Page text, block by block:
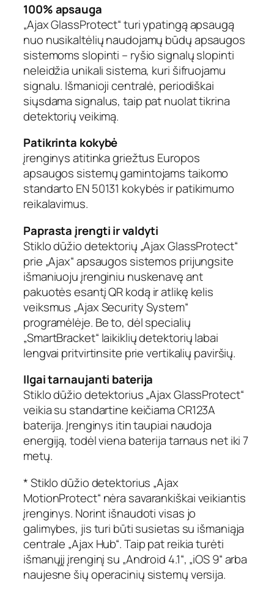
100% apsauga
„Ajax GlassProtect“ turi ypatingą apsaugą
nuo nusikaltėlių naudojamų būdų apsaugos
sistemoms slopinti – ryšio signalų slopinti
neleidžia unikali sistema, kuri šifruojamu
signalu. Išmanioji centralė, periodiškai
siųsdama signalus, taip pat nuolat tikrina
detektorių veikimą.
Patikrinta kokybė
įrenginys atitinka griežtus Europos
apsaugos sistemų gamintojams taikomo
standarto EN 50131 kokybės ir patikimumo
reikalavimus.
Paprasta įrengti ir valdyti
Stiklo dūžio detektorių „Ajax GlassProtect“
prie „Ajax“ apsaugos sistemos prijungsite
išmaniuoju įrenginiu nuskenavę ant
pakuotės esantį QR kodą ir atlikę kelis
veiksmus „Ajax Security System“
programėlėje. Be to, dėl specialių
„SmartBracket“ laikiklių detektorių labai
lengvai pritvirtinsite prie vertikalių paviršių.
Ilgai tarnaujanti baterija
Stiklo dūžio detektorius „Ajax GlassProtect“
veikia su standartine keičiama CR123A
baterija. Įrenginys itin taupiai naudoja
energiją, todėl viena baterija tarnaus net iki 7
metų.
* Stiklo dūžio detektorius „Ajax
MotionProtect“ nėra savarankiškai veikiantis
įrenginys. Norint išnaudoti visas jo
galimybes, jis turi būti susietas su išmaniąja
centrale „Ajax Hub“. Taip pat reikia turėti
išmanųjį įrenginį su „Android 4.1“, „iOS 9“ arba
naujesne šių operacinių sistemų versija.